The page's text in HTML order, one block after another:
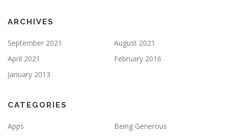
ARCHIVES
September 2021
August 2021
April 2021
February 2016
January 2013
CATEGORIES
Apps
Being Generous